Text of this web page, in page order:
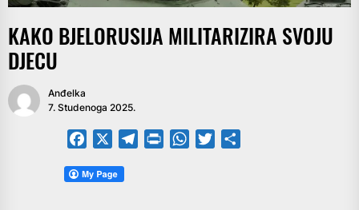
KAKO BJELORUSIJA MILITARIZIRA SVOJU
DJECU
Anđelka
7. Studenoga 2025.
Facebook TelegramPrintFriendly
WhatsApp
Twitter